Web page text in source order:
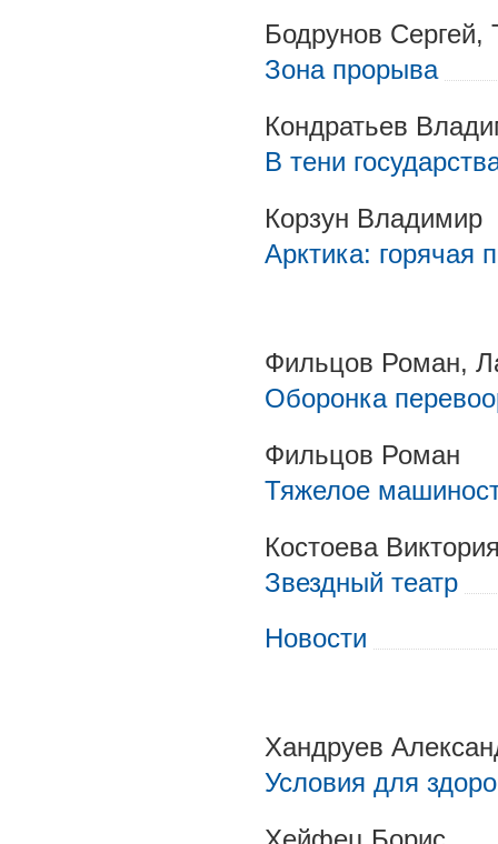
Бодрунов
Зона прорыва
Кондратьев
В тени
Корзун Владимир
Арктика: горячая
Фильцов Роман,
Оборонка
Фильцов Роман
Тяжелое
Костоева
Звездный театр
Новости
Хандруев
Условия для